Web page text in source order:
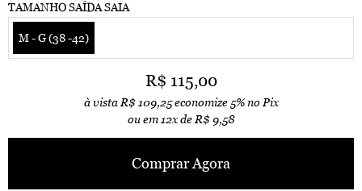
TAMANHO SAÍDA SAIA
M - G (38 -42)
R$ 115,00
à vista R$ 109,25economize 5% no Pix
ou em 12xde R$ 9,58
Comprar Agora